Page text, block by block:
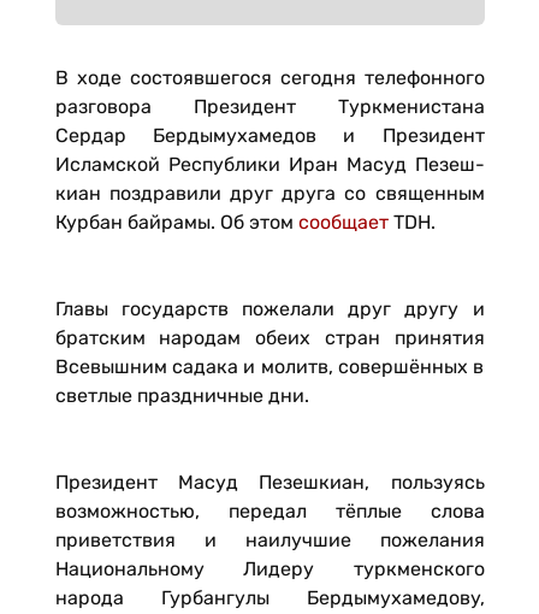
В ходе состоявшегося сегодня телефонного
разговора Президент Туркменистана
Сердар Бердымухамедов и Президент
Исламской Республики Иран Масуд Пезеш­
киан поздравили друг друга со священным
Курбан байрамы. Об этом сообщаетTDH.
Главы государств пожелали друг другу и
братским народам обеих стран принятия
Всевышним садака и молитв, совершённых в
светлые праздничные дни.
Президент Масуд Пезешкиан, пользуясь
возможностью, передал тёплые слова
приветствия и наилучшие пожелания
Национальному Лидеру туркменского
народа Гурбангулы Бердымухамедову,